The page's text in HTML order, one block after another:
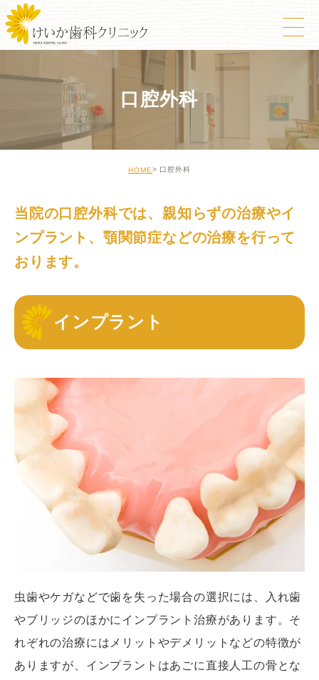
口腔外科
HOME 口腔外科
当院の口腔外科では、親知らずの治療やイ
ンプラント、顎関節症などの治療を行って
おります。
インプラント
虫歯やケガなどで歯を失った場合の選択には、入れ歯
やブリッジのほかにインプラント治療があります。そ
れぞれの治療にはメリットやデメリットなどの特徴が
ありますが、インプラントはあごに直接人工の骨とな